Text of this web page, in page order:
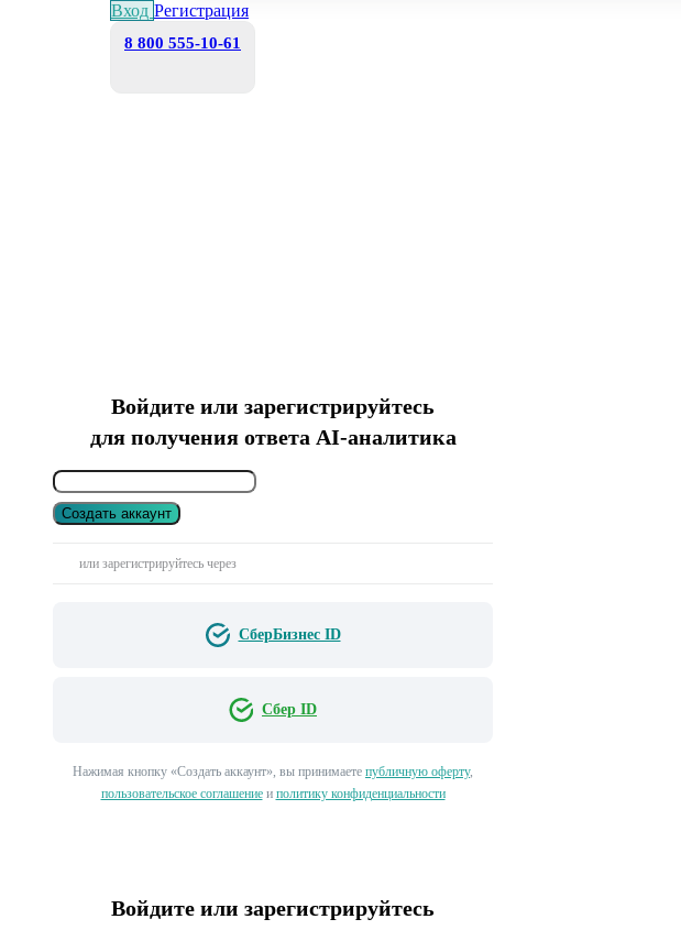
Вход Регистрация
8 800 555-10-61
Войдите или зарегистрируйтесь
для получения ответа AI-аналитика
Создать аккаунт
или зарегистрируйтесь через
СберБизнес ID
Сбер ID
Нажимая кнопку «Создать аккаунт», вы принимаете публичную оферту,
пользовательское соглашениеи политику конфиденциальности
Войдите или зарегистрируйтесь